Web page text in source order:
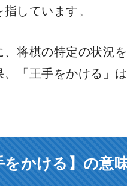
しています。
、将棋の特定の状況
、「王手をかける」
をかける】の意